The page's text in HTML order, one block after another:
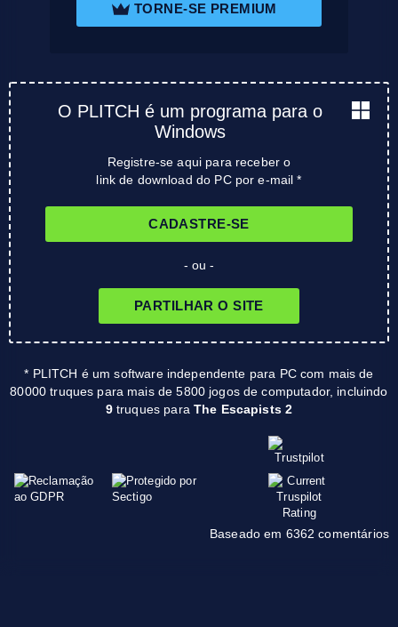
TORNE-SE PREMIUM
O PLITCH é um programa para o
Windows
Registre-se aqui para receber o
link de download do PC por e-mail *
CADASTRE-SE
- ou -
PARTILHAR O SITE
* PLITCH é um software independente para PC com mais de
80000 truques para mais de 5800 jogos de computador, incluindo
9truques para The Escapists 2
Baseado em 6362 comentários